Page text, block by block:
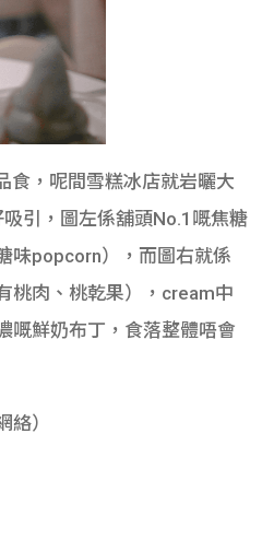
食，呢間雪糕冰店就岩曬大
引，圖左係舖頭No.1嘅焦糖
味popcorn），而圖右就係
桃肉、桃乾果），cream中
嘅鮮奶布丁，食落整體唔會
絡）